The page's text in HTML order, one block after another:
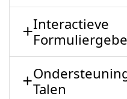
Interactieve
Talen